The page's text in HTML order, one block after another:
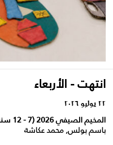
انتهت - الأربعاء
٢٢ يوليو ٢٠٢٦
المخيم الصيفي 2026 (7 - 12 سنة):لوّنها، اطبعها، وارتدِها
باسم بولس, محمد عكاشة